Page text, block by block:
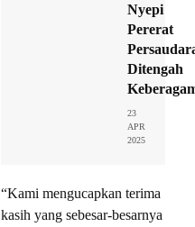
Nyepi
Pererat
Ditengah
23
APR
2025
“Kami mengucapkan terima
kasih yang sebesar-besarnya